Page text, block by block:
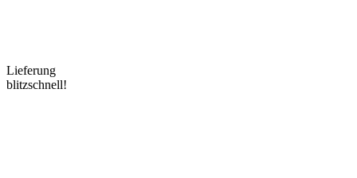
Lieferung
blitzschnell!